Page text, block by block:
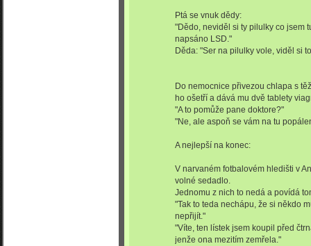
Ptá se vnuk dědy:
"Dědo, neviděl si ty pilulky co jsem
napsáno LSD."
Děda: "Ser na pilulky vole, viděl si
Do nemocnice přivezou chlapa s
ho ošetří a dává mu dvě tablety
"A to pomůže pane doktore?"
"Ne, ale aspoň se vám na tu
A nejlepší na konec:
V narvaném fotbalovém hledišti v
volné sedadlo.
Jednomu z nich to nedá a povídá
"Tak to teda nechápu, že si někdo
nepřijít."
"Víte, ten lístek jsem koupil před
jenže ona mezitím zemřela."